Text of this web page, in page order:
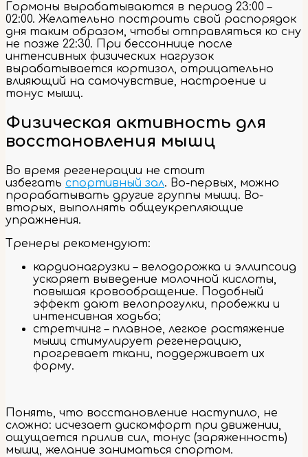
Гормоны вырабатываются в период 23:00 –
02:00. Желательно построить свой распорядок
дня таким образом, чтобы отправляться ко сну
не позже 22:30. При бессоннице после
интенсивных физических нагрузок
вырабатывается кортизол, отрицательно
влияющий на самочувствие, настроение и
тонус мышц.
Физическая активность для
восстановления мышц
Во время регенерации не стоит
избегать спортивный зал. Во-первых, можно
прорабатывать другие группы мышц. Во-
вторых, выполнять общеукрепляющие
упражнения.
Тренеры рекомендуют:
кардионагрузки – велодорожка и эллипсоид
ускоряет выведение молочной кислоты,
повышая кровообращение. Подобный
эффект дают велопрогулки, пробежки и
интенсивная ходьба;
стретчинг – плавное, легкое растяжение
мышц стимулирует регенерацию,
прогревает ткани, поддерживает их
форму.
Понять, что восстановление наступило, не
сложно: исчезает дискомфорт при движении,
ощущается прилив сил, тонус (заряженность)
мышц, желание заниматься спортом.